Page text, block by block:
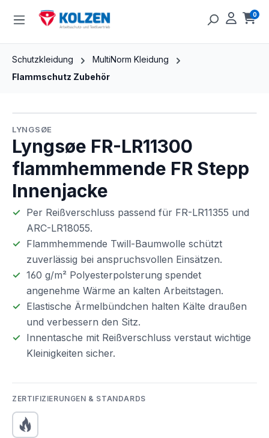
Zum Hauptinhalt springen 0
Schutzkleidung
MultiNorm Kleidung
Flammschutz Zubehör
LYNGSØE
Lyngsøe FR-LR11300
flammhemmende FR Stepp
Innenjacke
Per Reißverschluss passend für FR-LR11355 und
ARC-LR18055.
Flammhemmende Twill-Baumwolle schützt
zuverlässig bei anspruchsvollen Einsätzen.
160 g/m² Polyesterpolsterung spendet
angenehme Wärme an kalten Arbeitstagen.
Elastische Ärmelbündchen halten Kälte draußen
und verbessern den Sitz.
Innentasche mit Reißverschluss verstaut wichtige
Kleinigkeiten sicher.
ZERTIFIZIERUNGEN & STANDARDS